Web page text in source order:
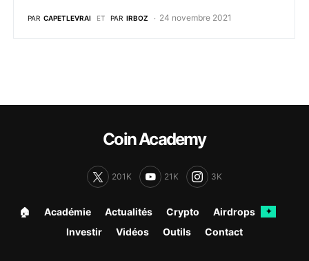
PAR CAPETLEVRAI ET PAR IRBOZ 24 novembre 2021
Coin Academy
201K 21K 3K
🏠︎ Académie Actualités Crypto Airdrops ✦
Investir Vidéos Outils Contact